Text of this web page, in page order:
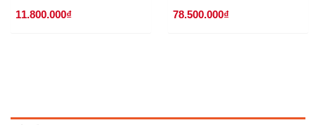
11.800.000₫ 78.500.000₫